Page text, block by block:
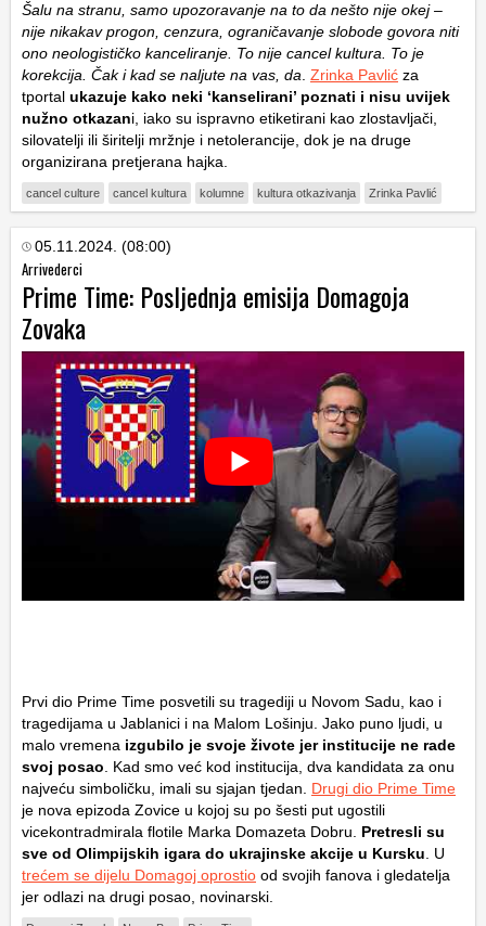
Šalu na stranu, samo upozoravanje na to da nešto nije okej –
nije nikakav progon, cenzura, ograničavanje slobode govora niti
ono neologističko kanceliranje. To nije cancel kultura. To je
korekcija. Čak i kad se naljute na vas, da. Zrinka Pavlić za
tportal ukazuje kako neki ‘kanselirani’ poznati i nisu uvijek
nužno otkazani, iako su ispravno etiketirani kao zlostavljači,
silovatelji ili širitelji mržnje i netolerancije, dok je na druge
organizirana pretjerana hajka.
cancel culture cancel kultura kolumne kultura otkazivanja Zrinka Pavlić
05.11.2024. (08:00)
Arrivederci
Prime Time: Posljednja emisija Domagoja
Zovaka
Prvi dio Prime Time posvetili su tragediji u Novom Sadu, kao i
tragedijama u Jablanici i na Malom Lošinju. Jako puno ljudi, u
malo vremena izgubilo je svoje živote jer institucije ne rade
svoj posao. Kad smo već kod institucija, dva kandidata za onu
najveću simboličku, imali su sjajan tjedan. Drugi dio Prime Time
je nova epizoda Zovice u kojoj su po šesti put ugostili
vicekontradmirala flotile Marka Domazeta Dobru. Pretresli su
sve od Olimpijskih igara do ukrajinske akcije u Kursku. U
trećem se dijelu Domagoj oprostio od svojih fanova i gledatelja
jer odlazi na drugi posao, novinarski.